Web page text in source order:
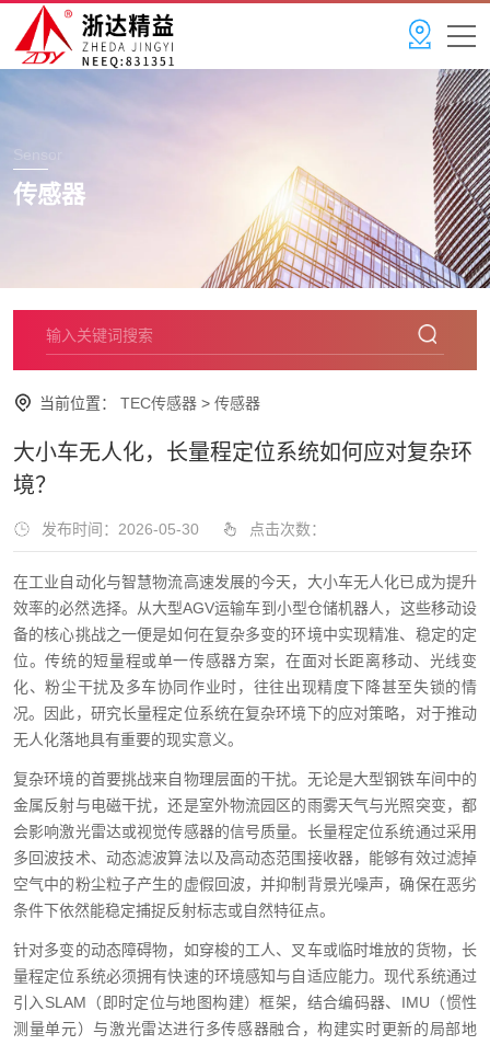
Sensor
传感器
当前位置： TEC传感器 > 传感器
大小车无人化，长量程定位系统如何应对复杂环
境？
发布时间：2026-05-30 点击次数：
在工业自动化与智慧物流高速发展的今天，大小车无人化已成为提升
效率的必然选择。从大型AGV运输车到小型仓储机器人，这些移动设
备的核心挑战之一便是如何在复杂多变的环境中实现精准、稳定的定
位。传统的短量程或单一传感器方案，在面对长距离移动、光线变
化、粉尘干扰及多车协同作业时，往往出现精度下降甚至失锁的情
况。因此，研究长量程定位系统在复杂环境下的应对策略，对于推动
无人化落地具有重要的现实意义。
复杂环境的首要挑战来自物理层面的干扰。无论是大型钢铁车间中的
金属反射与电磁干扰，还是室外物流园区的雨雾天气与光照突变，都
会影响激光雷达或视觉传感器的信号质量。长量程定位系统通过采用
多回波技术、动态滤波算法以及高动态范围接收器，能够有效过滤掉
空气中的粉尘粒子产生的虚假回波，并抑制背景光噪声，确保在恶劣
条件下依然能稳定捕捉反射标志或自然特征点。
针对多变的动态障碍物，如穿梭的工人、叉车或临时堆放的货物，长
量程定位系统必须拥有快速的环境感知与自适应能力。现代系统通过
引入SLAM（即时定位与地图构建）框架，结合编码器、IMU（惯性
测量单元）与激光雷达进行多传感器融合，构建实时更新的局部地